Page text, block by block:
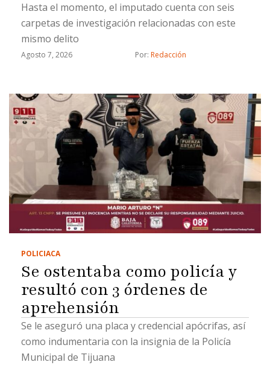
Hasta el momento, el imputado cuenta con seis
carpetas de investigación relacionadas con este
mismo delito
Agosto 7, 2026 Por: Redacción
POLICIACA
Se ostentaba como policía y
resultó con 3 órdenes de
aprehensión
Se le aseguró una placa y credencial apócrifas, así
como indumentaria con la insignia de la Policía
Municipal de Tijuana